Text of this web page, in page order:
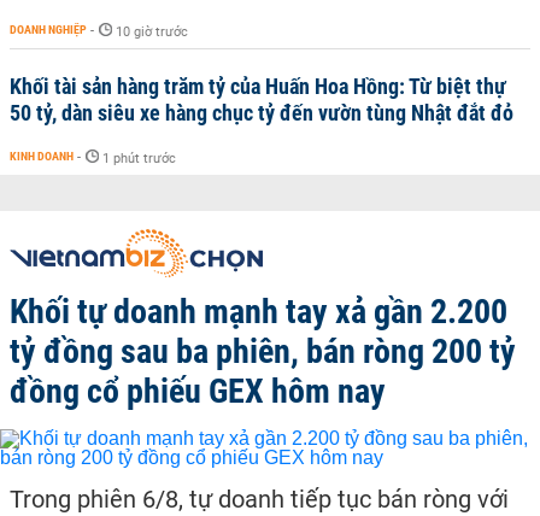
DOANH NGHIỆP - 10 giờ trước
Khối tài sản hàng trăm tỷ của Huấn Hoa Hồng: Từ biệt thự
50 tỷ, dàn siêu xe hàng chục tỷ đến vườn tùng Nhật đắt đỏ
KINH DOANH - 1 phút trước
Khối tự doanh mạnh tay xả gần 2.200
tỷ đồng sau ba phiên, bán ròng 200 tỷ
đồng cổ phiếu GEX hôm nay
Trong phiên 6/8, tự doanh tiếp tục bán ròng với